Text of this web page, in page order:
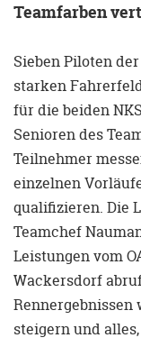
Teamfarben
Sieben Piloten
starken
für die beiden
Senioren des
Teilnehmer
einzelnen
qualifizieren. Die
Teamchef
Leistungen vom
Wackersdorf
steigern und